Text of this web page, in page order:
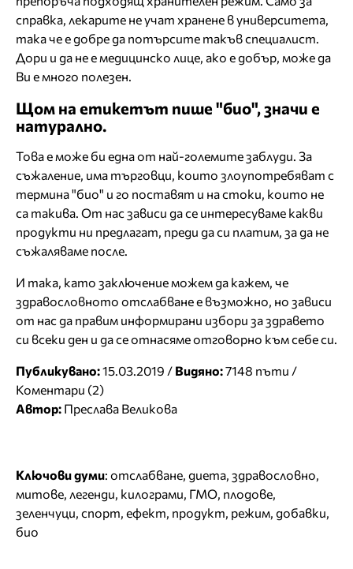
справка, лекарите не учат хранене в университета,
така че е добре да потърсите такъв специалист.
Дори и да не е медицинско лице, ако е добър, може да
Ви е много полезен.
Щом на етикетът пише "био", значи е
натурално.
Това е може би една от най-големите заблуди. За
съжаление, има търговци, които злоупотребяват с
термина "био" и го поставят и на стоки, които не
са такива. От нас зависи да се интересуваме какви
продукти ни предлагат, преди да си платим, за да не
съжаляваме после.
И така, като заключение можем да кажем, че
здравословното отслабване е възможно, но зависи
от нас да правим информирани избори за здравето
си всеки ден и да се отнасяме отговорно към себе си.
Публикувано:15.03.2019 / Видяно:7148 пъти /
Коментари (2)
Автор: Преслава Великова
Ключови думи: отслабване, диета, здравословно,
митове, легенди, килограми, ГМО, плодове,
зеленчуци, спорт, ефект, продукт, режим, добавки,
био